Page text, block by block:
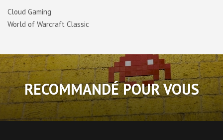
Cloud Gaming
World of Warcraft Classic
RECOMMANDÉ POUR VOUS